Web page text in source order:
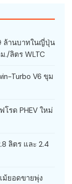
ล้านบาทในญี่ปุ่น
./ลิตร WLTC
Turbo V6 ขุม
รด PHEV ใหม่
ลิตร และ 2.4
ม้ยอดขายพุ่ง